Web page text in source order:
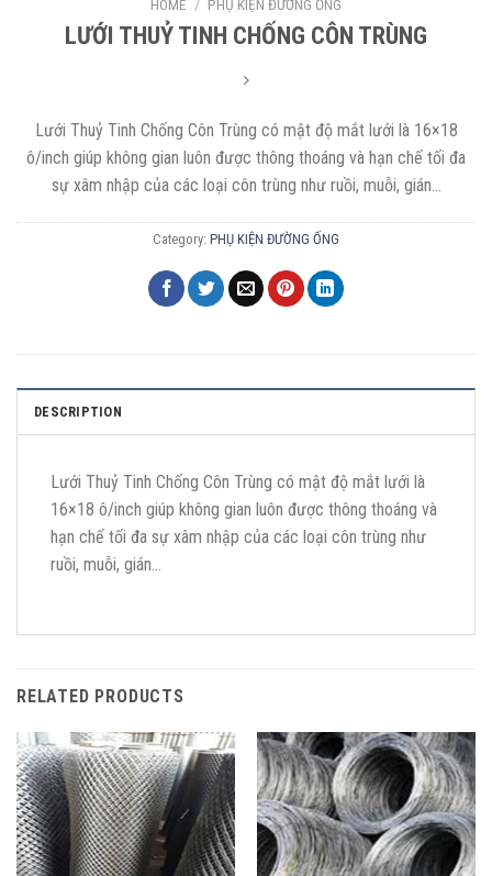
HOME / PHỤ KIỆN ĐƯỜNG ỐNG
LƯỚI THUỶ TINH CHỐNG CÔN TRÙNG
Lưới Thuỷ Tinh Chống Côn Trùng có mật độ mắt lưới là 16×18
ô/inch giúp không gian luôn được thông thoáng và hạn chế tối đa
sự xâm nhập của các loại côn trùng như ruồi, muỗi, gián…
Category: PHỤ KIỆN ĐƯỜNG ỐNG
DESCRIPTION
Lưới Thuỷ Tinh Chống Côn Trùng có mật độ mắt lưới là
16×18 ô/inch giúp không gian luôn được thông thoáng và
hạn chế tối đa sự xâm nhập của các loại côn trùng như
ruồi, muỗi, gián…
RELATED PRODUCTS